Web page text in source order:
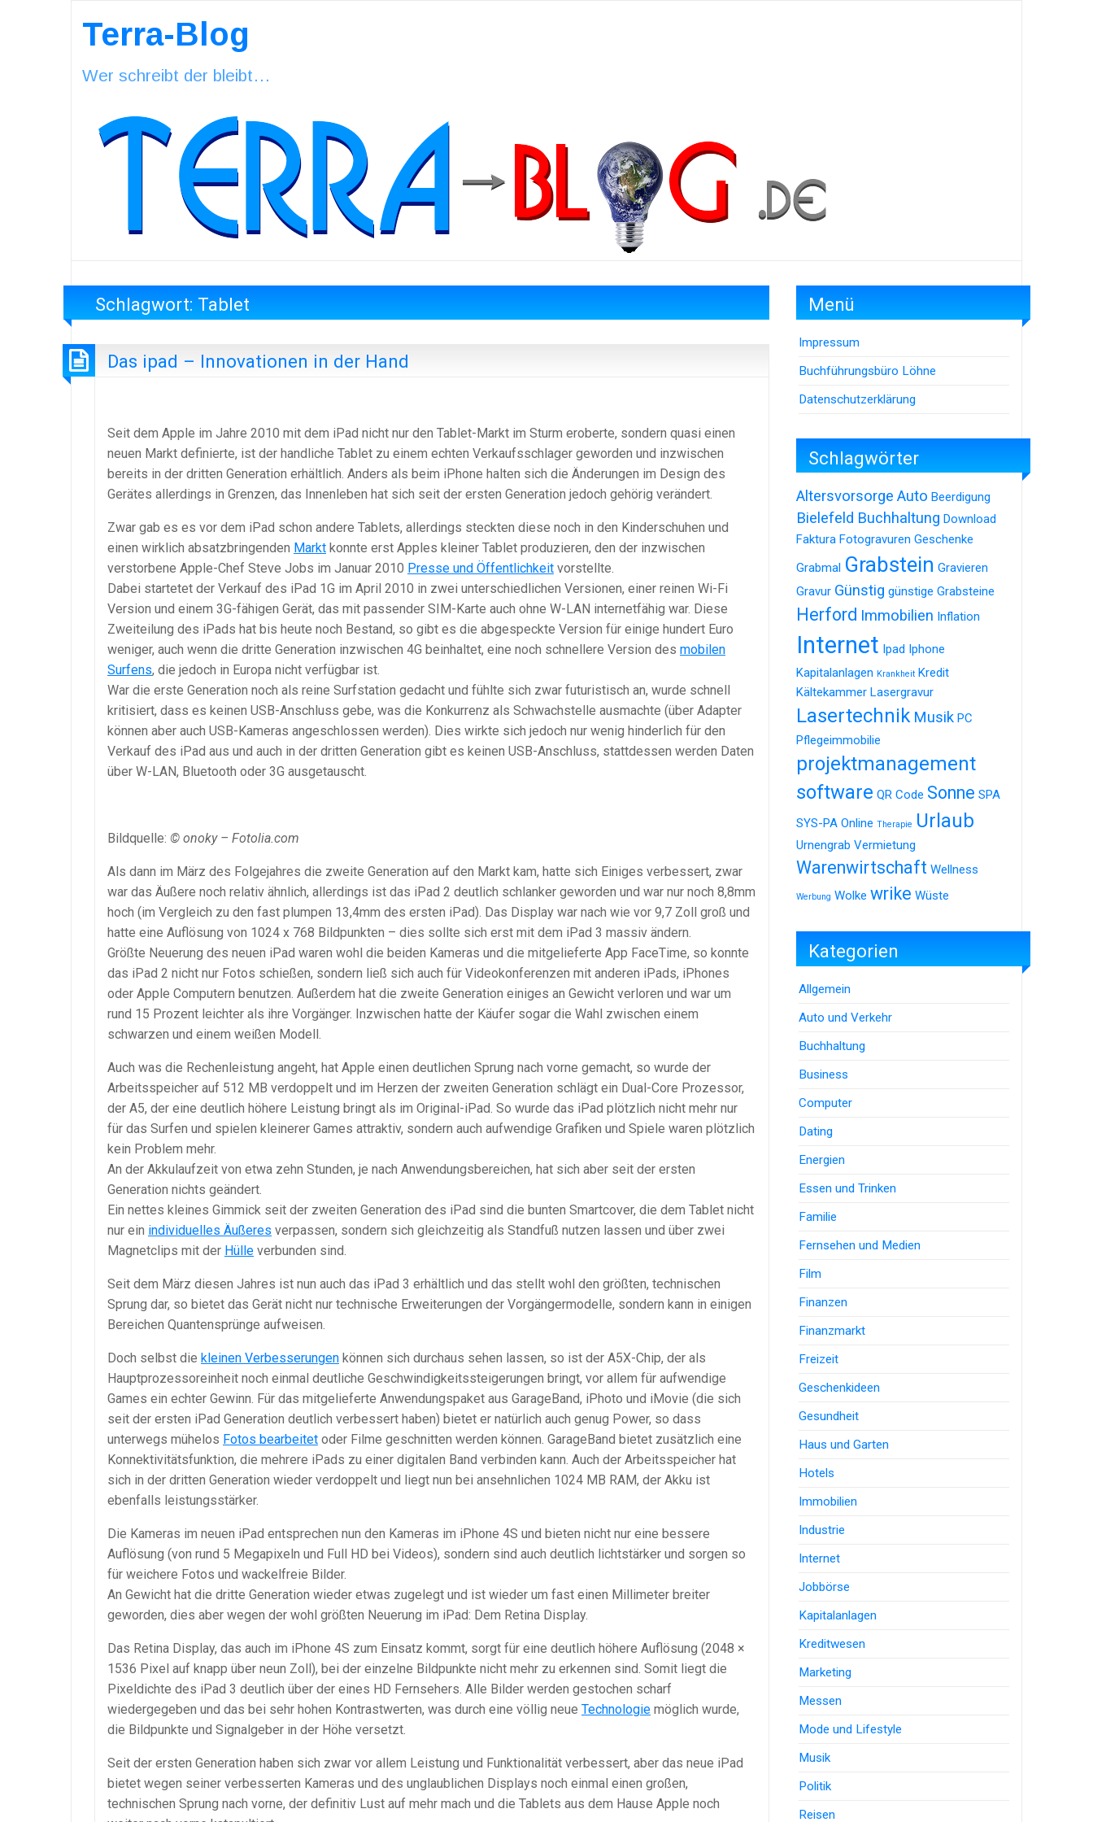
Terra-Blog
Wer schreibt der bleibt…
Schlagwort: Tablet
Das ipad – Innovationen in der Hand
Seit dem Apple im Jahre 2010 mit dem iPad nicht nur den Tablet-Markt im Sturm eroberte, sondern quasi einen
neuen Markt definierte, ist der handliche Tablet zu einem echten Verkaufsschlager geworden und inzwischen
bereits in der dritten Generation erhältlich. Anders als beim iPhone halten sich die Änderungen im Design des
Gerätes allerdings in Grenzen, das Innenleben hat sich seit der ersten Generation jedoch gehörig verändert.
Zwar gab es es vor dem iPad schon andere Tablets, allerdings steckten diese noch in den Kinderschuhen und
einen wirklich absatzbringenden Markt konnte erst Apples kleiner Tablet produzieren, den der inzwischen
verstorbene Apple-Chef Steve Jobs im Januar 2010 Presse und Öffentlichkeit vorstellte.
Dabei startetet der Verkauf des iPad 1G im April 2010 in zwei unterschiedlichen Versionen, einer reinen Wi-Fi
Version und einem 3G-fähigen Gerät, das mit passender SIM-Karte auch ohne W-LAN internetfähig war. Diese
Zweiteilung des iPads hat bis heute noch Bestand, so gibt es die abgespeckte Version für einige hundert Euro
weniger, auch wenn die dritte Generation inzwischen 4G beinhaltet, eine noch schnellere Version des mobilen
Surfens, die jedoch in Europa nicht verfügbar ist.
War die erste Generation noch als reine Surfstation gedacht und fühlte sich zwar futuristisch an, wurde schnell
kritisiert, dass es keinen USB-Anschluss gebe, was die Konkurrenz als Schwachstelle ausmachte (über Adapter
können aber auch USB-Kameras angeschlossen werden). Dies wirkte sich jedoch nur wenig hinderlich für den
Verkauf des iPad aus und auch in der dritten Generation gibt es keinen USB-Anschluss, stattdessen werden Daten
über W-LAN, Bluetooth oder 3G ausgetauscht.
Bildquelle: © onoky – Fotolia.com
Als dann im März des Folgejahres die zweite Generation auf den Markt kam, hatte sich Einiges verbessert, zwar
war das Äußere noch relativ ähnlich, allerdings ist das iPad 2 deutlich schlanker geworden und war nur noch 8,8mm
hoch (im Vergleich zu den fast plumpen 13,4mm des ersten iPad). Das Display war nach wie vor 9,7 Zoll groß und
hatte eine Auflösung von 1024 x 768 Bildpunkten – dies sollte sich erst mit dem iPad 3 massiv ändern.
Größte Neuerung des neuen iPad waren wohl die beiden Kameras und die mitgelieferte App FaceTime, so konnte
das iPad 2 nicht nur Fotos schießen, sondern ließ sich auch für Videokonferenzen mit anderen iPads, iPhones
oder Apple Computern benutzen. Außerdem hat die zweite Generation einiges an Gewicht verloren und war um
rund 15 Prozent leichter als ihre Vorgänger. Inzwischen hatte der Käufer sogar die Wahl zwischen einem
schwarzen und einem weißen Modell.
Auch was die Rechenleistung angeht, hat Apple einen deutlichen Sprung nach vorne gemacht, so wurde der
Arbeitsspeicher auf 512 MB verdoppelt und im Herzen der zweiten Generation schlägt ein Dual-Core Prozessor,
der A5, der eine deutlich höhere Leistung bringt als im Original-iPad. So wurde das iPad plötzlich nicht mehr nur
für das Surfen und spielen kleinerer Games attraktiv, sondern auch aufwendige Grafiken und Spiele waren plötzlich
kein Problem mehr.
An der Akkulaufzeit von etwa zehn Stunden, je nach Anwendungsbereichen, hat sich aber seit der ersten
Generation nichts geändert.
Ein nettes kleines Gimmick seit der zweiten Generation des iPad sind die bunten Smartcover, die dem Tablet nicht
nur ein individuelles Äußeres verpassen, sondern sich gleichzeitig als Standfuß nutzen lassen und über zwei
Magnetclips mit der Hülle verbunden sind.
Seit dem März diesen Jahres ist nun auch das iPad 3 erhältlich und das stellt wohl den größten, technischen
Sprung dar, so bietet das Gerät nicht nur technische Erweiterungen der Vorgängermodelle, sondern kann in einigen
Bereichen Quantensprünge aufweisen.
Doch selbst die kleinen Verbesserungen können sich durchaus sehen lassen, so ist der A5X-Chip, der als
Hauptprozessoreinheit noch einmal deutliche Geschwindigkeitssteigerungen bringt, vor allem für aufwendige
Games ein echter Gewinn. Für das mitgelieferte Anwendungspaket aus GarageBand, iPhoto und iMovie (die sich
seit der ersten iPad Generation deutlich verbessert haben) bietet er natürlich auch genug Power, so dass
unterwegs mühelos Fotos bearbeitet oder Filme geschnitten werden können. GarageBand bietet zusätzlich eine
Konnektivitätsfunktion, die mehrere iPads zu einer digitalen Band verbinden kann. Auch der Arbeitsspeicher hat
sich in der dritten Generation wieder verdoppelt und liegt nun bei ansehnlichen 1024 MB RAM, der Akku ist
ebenfalls leistungsstärker.
Die Kameras im neuen iPad entsprechen nun den Kameras im iPhone 4S und bieten nicht nur eine bessere
Auflösung (von rund 5 Megapixeln und Full HD bei Videos), sondern sind auch deutlich lichtstärker und sorgen so
für weichere Fotos und wackelfreie Bilder.
An Gewicht hat die dritte Generation wieder etwas zugelegt und ist wieder um fast einen Millimeter breiter
geworden, dies aber wegen der wohl größten Neuerung im iPad: Dem Retina Display.
Das Retina Display, das auch im iPhone 4S zum Einsatz kommt, sorgt für eine deutlich höhere Auflösung (2048 ×
1536 Pixel auf knapp über neun Zoll), bei der einzelne Bildpunkte nicht mehr zu erkennen sind. Somit liegt die
Pixeldichte des iPad 3 deutlich über der eines HD Fernsehers. Alle Bilder werden gestochen scharf
wiedergegeben und das bei sehr hohen Kontrastwerten, was durch eine völlig neue Technologie möglich wurde,
die Bildpunkte und Signalgeber in der Höhe versetzt.
Seit der ersten Generation haben sich zwar vor allem Leistung und Funktionalität verbessert, aber das neue iPad
bietet wegen seiner verbesserten Kameras und des unglaublichen Displays noch einmal einen großen,
technischen Sprung nach vorne, der definitiv Lust auf mehr mach und die Tablets aus dem Hause Apple noch
Menü
Impressum
Buchführungsbüro Löhne
Datenschutzerklärung
Schlagwörter
Altersvorsorge Auto Beerdigung
Bielefeld Buchhaltung Download
Faktura Fotogravuren Geschenke
Grabmal Grabstein Gravieren
Gravur Günstig günstige Grabsteine
Herford Immobilien Inflation
Internet Ipad Iphone
Kapitalanlagen Krankheit Kredit
Kältekammer Lasergravur
Lasertechnik Musik PC
Pflegeimmobilie
projektmanagement
software QR Code Sonne SPA
SYS-PA Online Therapie Urlaub
Urnengrab Vermietung
Warenwirtschaft Wellness
Werbung Wolke wrike Wüste
Kategorien
Allgemein
Auto und Verkehr
Buchhaltung
Business
Computer
Dating
Energien
Essen und Trinken
Familie
Fernsehen und Medien
Film
Finanzen
Finanzmarkt
Freizeit
Geschenkideen
Gesundheit
Haus und Garten
Hotels
Immobilien
Industrie
Internet
Jobbörse
Kapitalanlagen
Kreditwesen
Marketing
Messen
Mode und Lifestyle
Musik
Politik
Reisen